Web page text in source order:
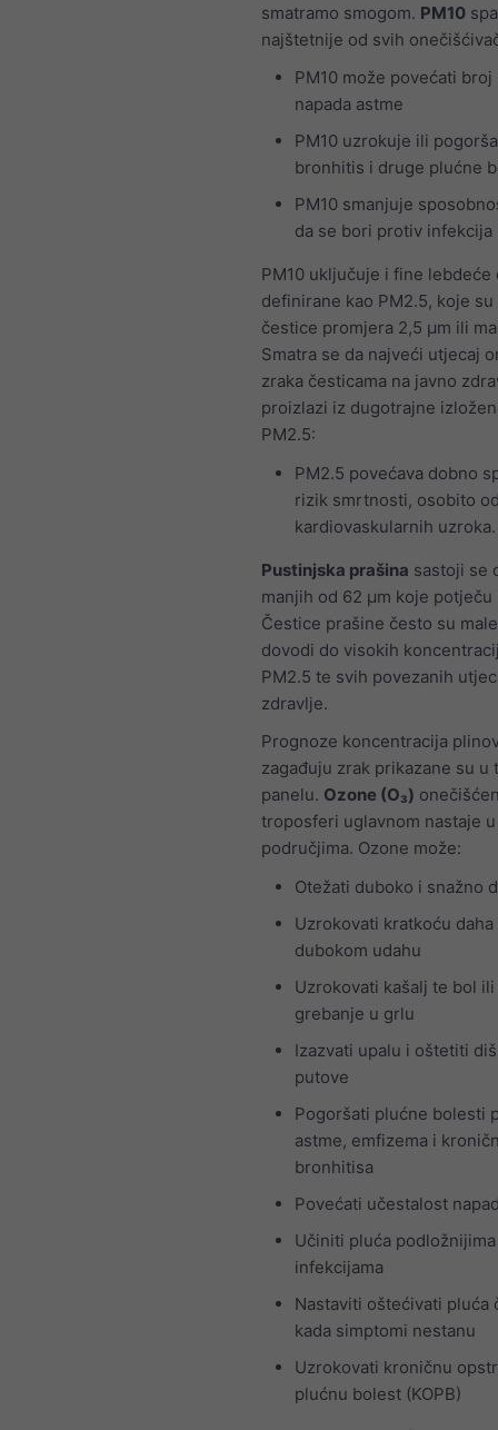
smatramo smogom. PM10
najštetnije od svih
PM10 može povećati
napada astme
PM10 uzrokuje ili
bronhitis i druge plućne
PM10 smanjuje
da se bori protiv infekcija
PM10 uključuje i fine lebdeće
definirane kao PM2.5, koje
čestice promjera 2,5 μm ili
Smatra se da najveći utjecaj
zraka česticama na javno
proizlazi iz dugotrajne
PM2.5:
PM2.5 povećava dobno
rizik smrtnosti, osobito
kardiovaskularnih uzroka.
Pustinjska prašina sastoji se
manjih od 62 μm koje
Čestice prašine često su
dovodi do visokih
PM2.5 te svih povezanih
zdravlje.
Prognoze koncentracija
zagađuju zrak prikazane su u
panelu. Ozone (O₃)
troposferi uglavnom nastaje
područjima. Ozone može:
Otežati duboko i snažno
Uzrokovati kratkoću
dubokom udahu
Uzrokovati kašalj te bol ili
grebanje u grlu
Izazvati upalu i oštetiti
putove
Pogoršati plućne bolesti
astme, emfizema i
bronhitisa
Povećati učestalost
Učiniti pluća podložnijima
infekcijama
Nastaviti oštećivati pluća
kada simptomi nestanu
Uzrokovati kroničnu
plućnu bolest (KOPB)